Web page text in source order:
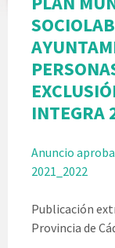
INTEGRA
Anuncio
2021_2022
Publicación
Provincia de